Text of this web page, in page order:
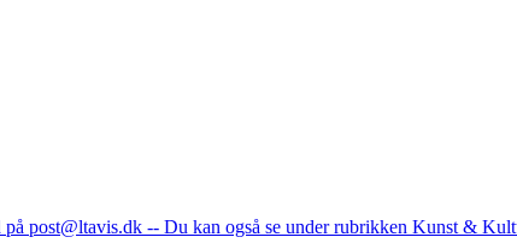
post@ltavis.dk -- Du kan også se under rubrikken Kunst &